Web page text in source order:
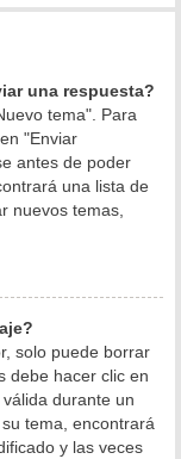
una respuesta?
tema". Para
"Enviar
antes de poder
una lista de
nuevos temas,
solo puede borrar
debe hacer clic en
durante un
tema, encontrará
y las veces